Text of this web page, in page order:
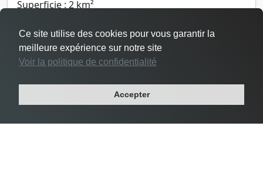
Superficie : 2 km²
Ce site utilise des cookies pour vous garantir la
meilleure expérience sur notre site
Voir la politique de confidentialité
Accepter